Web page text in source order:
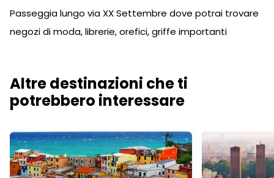
Passeggia lungo via XX Settembre dove potrai trovare
negozi di moda, librerie, orefici, griffe importanti
Altre destinazioni che ti
potrebbero interessare